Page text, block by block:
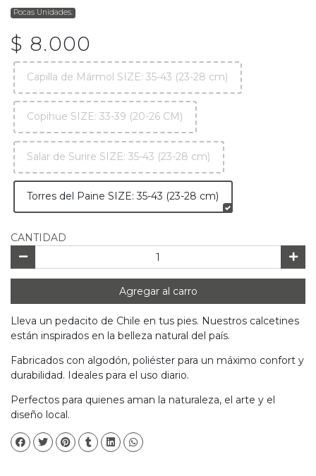
Pocas Unidades.
$ 8.000
Capilla de Mármol SIZE: 35-43 (23-28 cm)
Copihue SIZE: 33-39 (20-26 CM)
Salar de Surire SIZE: 35-43 (23-28 cm)
Torres del Paine SIZE: 35-43 (23-28 cm)
CANTIDAD
Agregar al carro
Lleva un pedacito de Chile en tus pies. Nuestros calcetines
están inspirados en la belleza natural del país.
Fabricados con algodón, poliéster para un máximo confort y
durabilidad. Ideales para el uso diario.
Perfectos para quienes aman la naturaleza, el arte y el
diseño local.